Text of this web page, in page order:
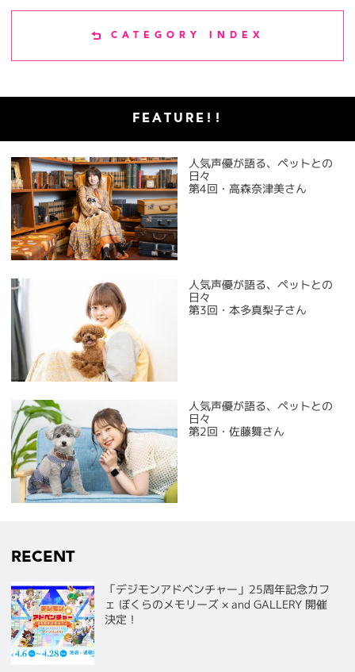
CATEGORY INDEX
FEATURE!!
人気声優が語る、ペットとの
日々
第4回・高森奈津美さん
人気声優が語る、ペットとの
日々
第3回・本多真梨子さん
人気声優が語る、ペットとの
日々
第2回・佐藤舞さん
RECENT
「デジモンアドベンチャー」25周年記念カフ
ェ ぼくらのメモリーズ × and GALLERY 開催
決定！